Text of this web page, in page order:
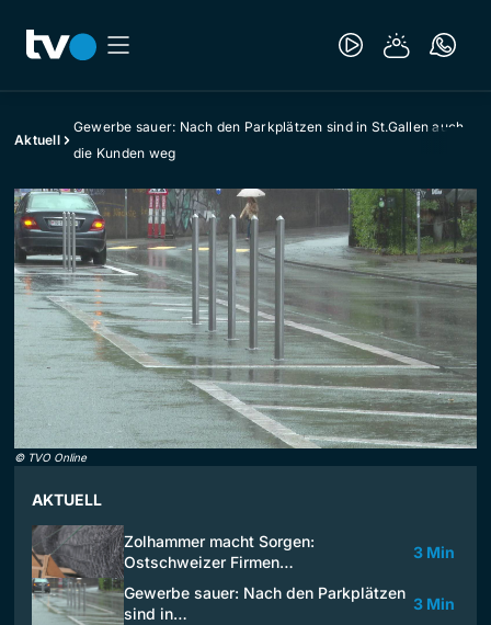
Aktuell
Gewerbe sauer: Nach den Parkplätzen sind in St.Gallen auch
die Kunden weg
© TVO Online
AKTUELL
Zolhammer macht Sorgen:
Ostschweizer Firmen…
3 Min
Gewerbe sauer: Nach den Parkplätzen
sind in…
3 Min